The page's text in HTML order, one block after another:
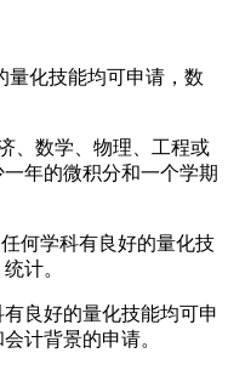
化技能均可申请，数
、数学、物理、工程或
年的微积分和一个学期
何学科有良好的量化技
计。
良好的量化技能均可申
计背景的申请。